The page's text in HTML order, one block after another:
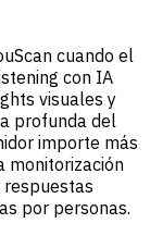
cuando el
con IA
visuales y
profunda del
importe más
monitorización
respuestas
por personas.